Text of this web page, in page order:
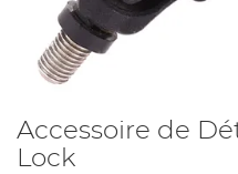
Accessoire de
Lock